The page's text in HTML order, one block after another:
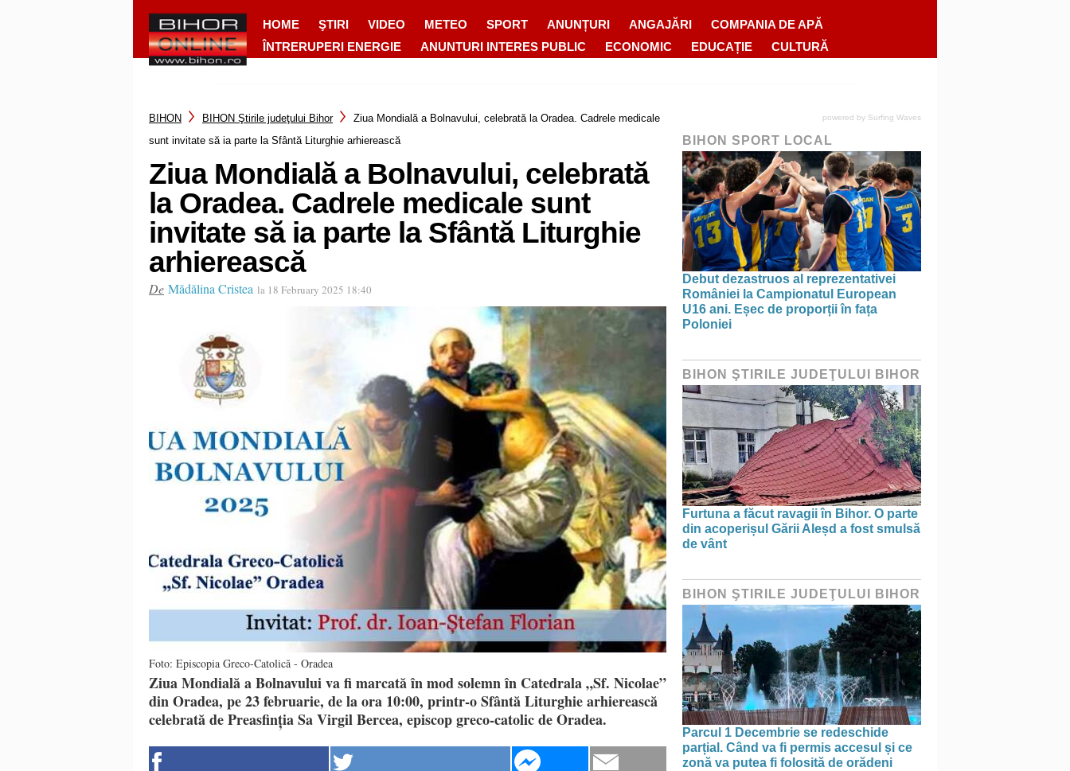
HOME ŞTIRI VIDEO METEO SPORT ANUNȚURI ANGAJĂRI
COMPANIA DE APĂ
ÎNTRERUPERI ENERGIE
ANUNTURI INTERES PUBLIC ECONOMIC EDUCAȚIE CULTURĂ
BIHON BIHON Ştirile judeţului Bihor
Ziua Mondială a Bolnavului, celebrată la Oradea. Cadrele medicale
sunt invitate să ia parte la Sfântă Liturghie arhierească
Ziua Mondială a Bolnavului, celebrată
la Oradea. Cadrele medicale sunt
invitate să ia parte la Sfântă Liturghie
arhierească
De Mădălina Cristea la 18 February 2025 18:40
Foto: Episcopia Greco-Catolică - Oradea
Ziua Mondială a Bolnavului va fi marcată în mod solemn în Catedrala „Sf. Nicolae”
din Oradea, pe 23 februarie, de la ora 10:00, printr-o Sfântă Liturghie arhierească
celebrată de Preasfinția Sa Virgil Bercea, episcop greco-catolic de Oradea.
powered by Surfing Waves
BIHON SPORT LOCAL
Debut dezastruos al reprezentativei
României la Campionatul European
U16 ani. Eșec de proporții în fața
Poloniei
BIHON ŞTIRILE JUDEŢULUI BIHOR
Furtuna a făcut ravagii în Bihor. O parte
din acoperișul Gării Aleșd a fost smulsă
de vânt
BIHON ŞTIRILE JUDEŢULUI BIHOR
Parcul 1 Decembrie se redeschide
parțial. Când va fi permis accesul și ce
zonă va putea fi folosită de orădeni